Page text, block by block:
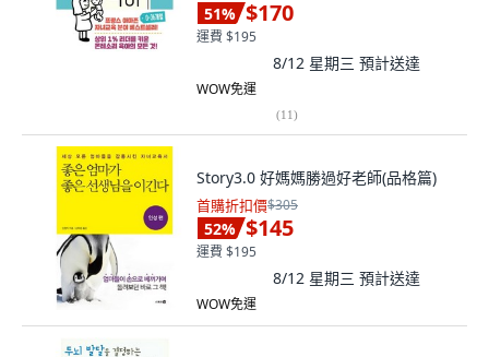
51% $170
運費 $195
8/12 星期三 預計送達
WOW免運
(11)
Story3.0 好媽媽勝過好老師(品格篇)
首購折扣價$305
52% $145
運費 $195
8/12 星期三 預計送達
WOW免運